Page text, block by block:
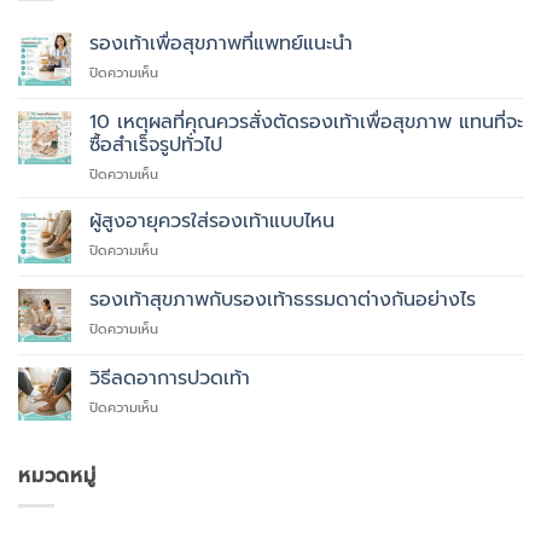
รองเท้าเพื่อสุขภาพที่แพทย์แนะนำ
ปิดความเห็นบน
เพื่อ
สุขภาพ
ที่
แพทย์
10 เหตุผลที่คุณควรสั่งตัดรองเท้าเพื่อสุขภาพ แทนที่จะ
ซื้อสำเร็จรูปทั่วไป
ปิดความเห็นบน
เหตุผล
คุณ
สั่ง
ตัด
รองเท้า
สุขภาพ
ผู้สูงอายุควรใส่รองเท้าแบบไหน
ปิดความเห็นบน
สูง
อายุ
ควร
รองเท้า
ไหน
รองเท้าสุขภาพกับรองเท้าธรรมดาต่างกันอย่างไร
ปิดความเห็นบน
สุขภาพ
กับ
รองเท้า
วิธีลดอาการปวดเท้า
ปิดความเห็นบน
หมวดหมู่